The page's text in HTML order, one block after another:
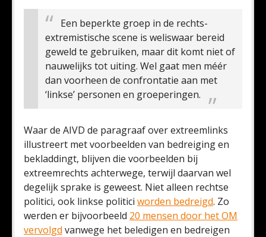
Een beperkte groep in de rechts-
extremistische scene is weliswaar bereid
geweld te gebruiken, maar dit komt niet of
nauwelijks tot uiting. Wel gaat men méér
dan voorheen de confrontatie aan met
‘linkse’ personen en groeperingen.
Waar de AIVD de paragraaf over extreemlinks
illustreert met voorbeelden van bedreiging en
bekladdingt, blijven die voorbeelden bij
extreemrechts achterwege, terwijl daarvan wel
degelijk sprake is geweest. Niet alleen rechtse
politici, ook linkse politici worden bedreigd. Zo
werden er bijvoorbeeld 20 mensen door het OM
vervolgd vanwege het beledigen en bedreigen